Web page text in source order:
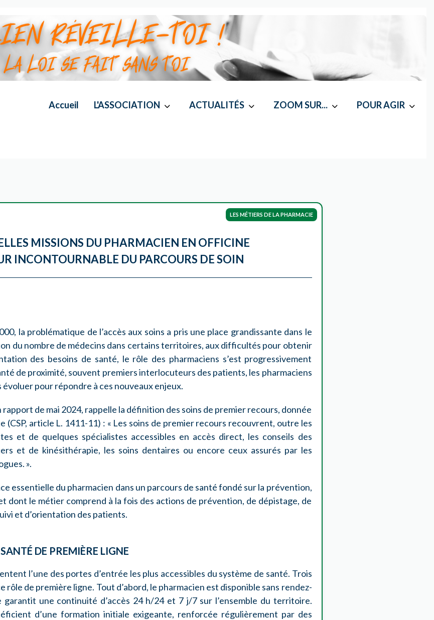
Accueil L'ASSOCIATION ACTUALITÉS ZOOM SUR... POUR AGIR
LES MÉTIERS DE LA PHARMACIE
MISSIONS DU PHARMACIEN EN OFFICINE
INCONTOURNABLE DU PARCOURS DE SOIN
la problématique de l’accès aux soins a pris une place grandissante dans le
du nombre de médecins dans certains territoires, aux difficultés pour obtenir
des besoins de santé, le rôle des pharmaciens s’est progressivement
de proximité, souvent premiers interlocuteurs des patients, les pharmaciens
évoluer pour répondre à ces nouveaux enjeux.
rapport de mai 2024, rappelle la définition des soins de premier recours, donnée
(CSP, article L. 1411-11) : « Les soins de premier recours recouvrent, outre les
et de quelques spécialistes accessibles en accès direct, les conseils des
et de kinésithérapie, les soins dentaires ou encore ceux assurés par les
».
essentielle du pharmacien dans un parcours de santé fondé sur la prévention,
dont le métier comprend à la fois des actions de prévention, de dépistage, de
et d’orientation des patients.
DE PREMIÈRE LIGNE
l’une des portes d’entrée les plus accessibles du système de santé. Trois
rôle de première ligne. Tout d’abord, le pharmacien est disponible sans rendez-
une continuité d’accès 24 h/24 et 7 j/7 sur l’ensemble du territoire.
d’une formation initiale exigeante, renforcée régulièrement par des